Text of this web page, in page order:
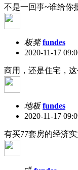
不是一回事~谁给你
板凳 fundes
2020-11-17
商用，还是住宅，
地板 fundes
2020-11-17
有买77套房的经济
#